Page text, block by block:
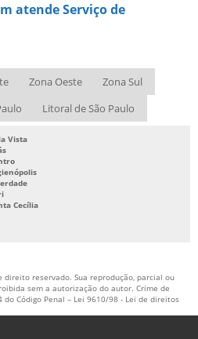
atende Serviço de
Zona Oeste
Zona Sul
Litoral de São Paulo
Vista
Cecília
reservado. Sua reprodução, parcial ou
sem a autorização do autor. Crime de
Código Penal – Lei 9610/98 - Lei de direitos